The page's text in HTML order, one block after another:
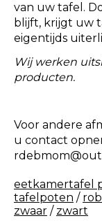
van uw tafel.
blijft, krijgt uw
eigentijds
Wij werken
producten.
Voor andere
u contact
eetkamertafel
tafelpoten /
zwaar / zwart